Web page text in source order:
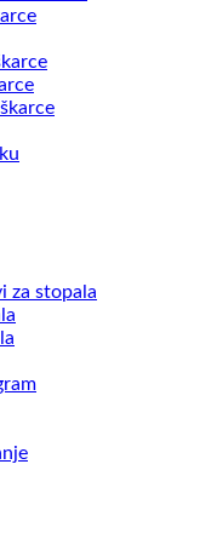
za stopala